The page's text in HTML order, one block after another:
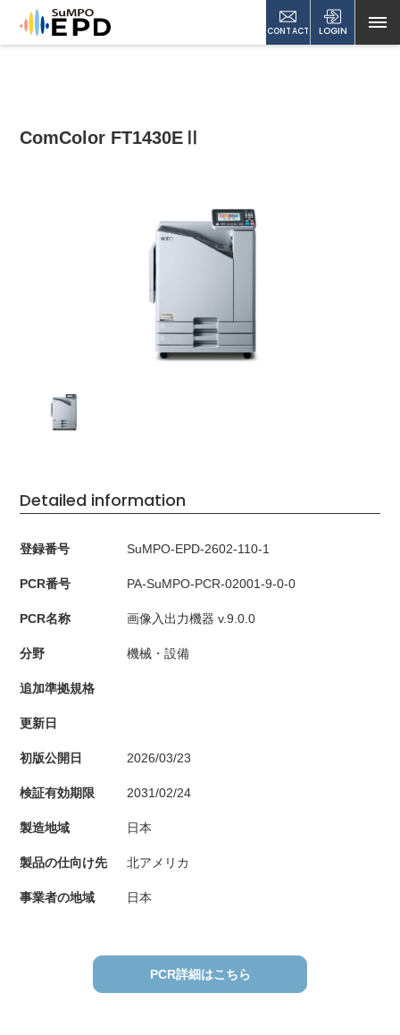
CONTACT LOGIN
ComColor FT1430EⅡ
Detailed information
登録番号 SuMPO-EPD-2602-110-1
PCR番号 PA-SuMPO-PCR-02001-9-0-0
PCR名称 画像入出力機器 v.9.0.0
分野 機械・設備
追加準拠規格
更新日
初版公開日 2026/03/23
検証有効期限 2031/02/24
製造地域 日本
製品の仕向け先 北アメリカ
事業者の地域 日本
PCR詳細はこちら